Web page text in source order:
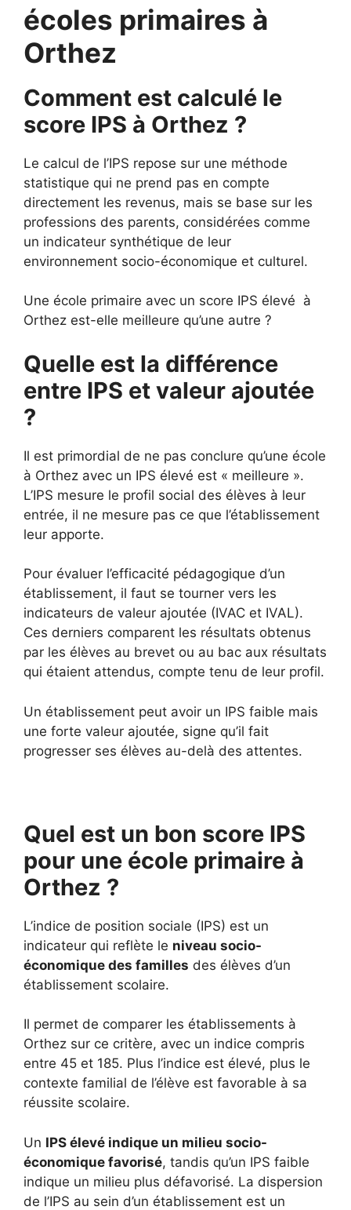
écoles primaires à
Orthez
Comment est calculé le
score IPS à Orthez ?
Le calcul de l’IPS repose sur une méthode
statistique qui ne prend pas en compte
directement les revenus, mais se base sur les
professions des parents, considérées comme
un indicateur synthétique de leur
environnement socio-économique et culturel.
Une école primaire avec un score IPS élevé à
Orthez est-elle meilleure qu’une autre ?
Quelle est la différence
entre IPS et valeur ajoutée
?
Il est primordial de ne pas conclure qu’une école
à Orthez avec un IPS élevé est « meilleure ».
L’IPS mesure le profil social des élèves à leur
entrée, il ne mesure pas ce que l’établissement
leur apporte.
Pour évaluer l’efficacité pédagogique d’un
établissement, il faut se tourner vers les
indicateurs de valeur ajoutée (IVAC et IVAL).
Ces derniers comparent les résultats obtenus
par les élèves au brevet ou au bac aux résultats
qui étaient attendus, compte tenu de leur profil.
Un établissement peut avoir un IPS faible mais
une forte valeur ajoutée, signe qu’il fait
progresser ses élèves au-delà des attentes.
Quel est un bon score IPS
pour une école primaire à
Orthez ?
L’indice de position sociale (IPS) est un
indicateur qui reflète le niveau socio-
économique des familles des élèves d’un
établissement scolaire.
Il permet de comparer les établissements à
Orthez sur ce critère, avec un indice compris
entre 45 et 185. Plus l’indice est élevé, plus le
contexte familial de l’élève est favorable à sa
réussite scolaire.
Un IPS élevé indique un milieu socio-
économique favorisé, tandis qu’un IPS faible
indique un milieu plus défavorisé. La dispersion
de l’IPS au sein d’un établissement est un